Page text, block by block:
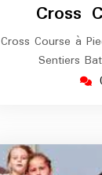
Cross
Cross Course à
Sentiers